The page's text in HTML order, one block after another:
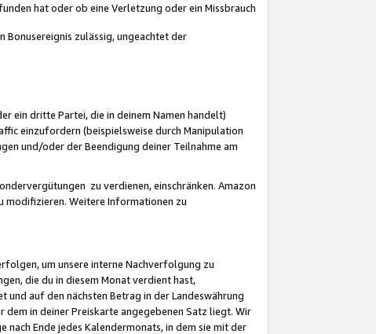
hat oder ob eine Verletzung oder ein Missbrauch
Bonusereignis zulässig, ungeachtet der
ein dritte Partei, die in deinem Namen handelt)
einzufordern (beispielsweise durch Manipulation
und/oder der Beendigung deiner Teilnahme am
zu verdienen, einschränken. Amazon
modifizieren. Weitere Informationen zu
um unsere interne Nachverfolgung zu
die du in diesem Monat verdient hast,
auf den nächsten Betrag in der Landeswährung
in deiner Preiskarte angegebenen Satz liegt. Wir
Ende jedes Kalendermonats, in dem sie mit der